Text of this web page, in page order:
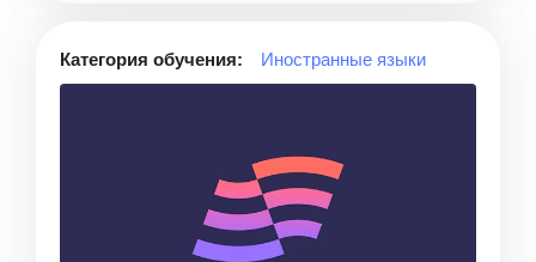
Категория обучения: Иностранные языки